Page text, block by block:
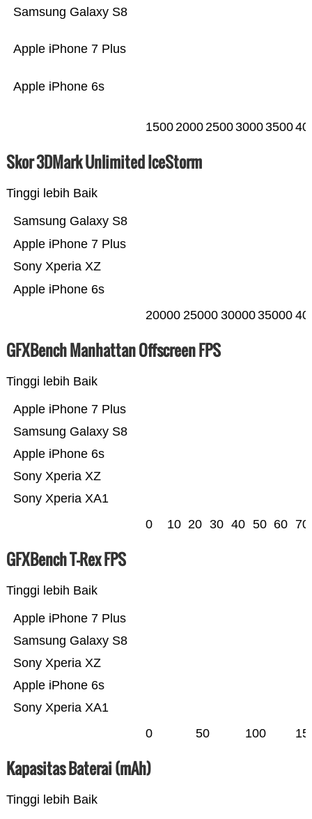
Apple iPhone 6s
Apple iPhone 7 Plus
Samsung Galaxy S8
15002000250030003500
Skor 3DMark Unlimited IceStorm
Tinggi lebih Baik
Apple iPhone 6s
Sony Xperia XZ
Apple iPhone 7 Plus
Samsung Galaxy S8
20000 25000 3000035000
GFXBench Manhattan Offscreen FPS
Tinggi lebih Baik
Sony Xperia XA1
Sony Xperia XZ
Apple iPhone 6s
Samsung Galaxy S8
Apple iPhone 7 Plus
0 10 20 30 40 50 60 70
GFXBench T-Rex FPS
Tinggi lebih Baik
Sony Xperia XA1
Apple iPhone 6s
Sony Xperia XZ
Samsung Galaxy S8
Apple iPhone 7 Plus
0 50 100
Kapasitas Baterai (mAh)
Tinggi lebih Baik